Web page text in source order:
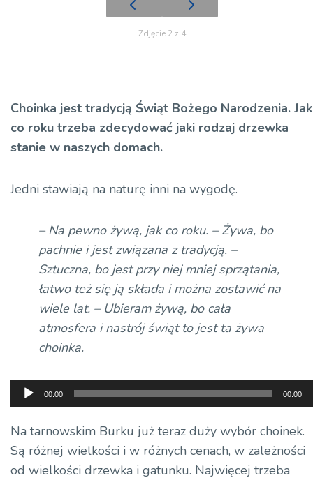
Zdjęcie 2 z 4
Choinka jest tradycją Świąt Bożego Narodzenia. Jak
co roku trzeba zdecydować jaki rodzaj drzewka
stanie w naszych domach.
Jedni stawiają na naturę inni na wygodę.
– Na pewno żywą, jak co roku. – Żywa, bo
pachnie i jest związana z tradycją. –
Sztuczna, bo jest przy niej mniej sprzątania,
łatwo też się ją składa i można zostawić na
wiele lat. – Ubieram żywą, bo cała
atmosfera i nastrój świąt to jest ta żywa
choinka.
Odtwarzacz
plików
dźwiękowych
00:00 00:00
Na tarnowskim Burku już teraz duży wybór choinek.
Są różnej wielkości i w różnych cenach, w zależności
od wielkości drzewka i gatunku. Najwięcej trzeba